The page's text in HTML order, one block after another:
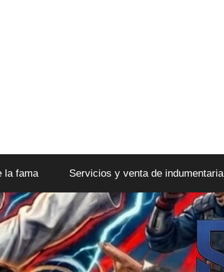
la fama Servicios y venta de indumentaria